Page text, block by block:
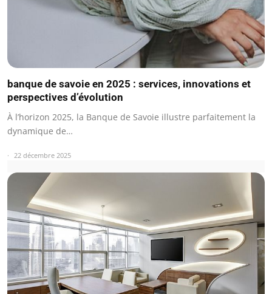
banque de savoie en 2025 : services, innovations et
perspectives d’évolution
À l’horizon 2025, la Banque de Savoie illustre parfaitement la
dynamique de…
22 décembre 2025